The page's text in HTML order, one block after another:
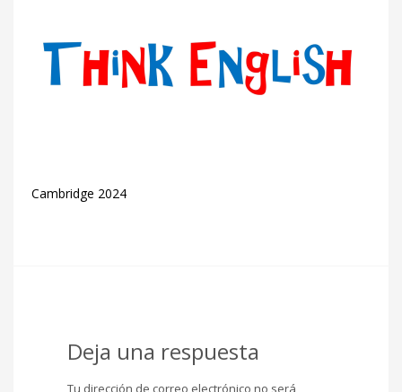
Cambridge 2024
Deja una respuesta
Tu dirección de correo electrónico no será